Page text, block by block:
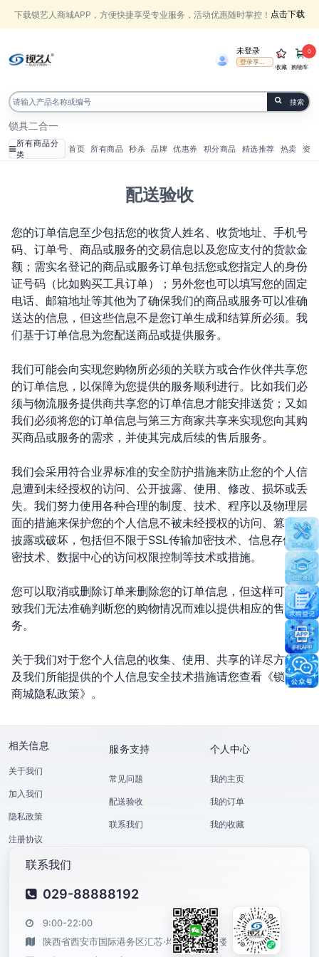
下载锁艺人商城APP，方便快捷享受专业服务，活动优惠随时掌控！ 点击下载
搜索
锁具二合一
未登录
收藏 购物车
0
所有商品分
类
首页 所有商品 秒杀 品牌 优惠券 积分商品 精选推荐 热卖 资讯
配送验收
您的订单信息至少包括您的收货人姓名、收货地址、手机号
码、订单号、商品或服务的交易信息以及您应支付的货款金
额；需实名登记的商品或服务订单包括您或您指定人的身份
证号码（比如购买工具订单）；另外您也可以填写您的固定
电话、邮箱地址等其他为了确保我们的商品或服务可以准确
送达的信息，但这些信息不是您订单生成和结算所必须。我
们基于订单信息为您配送商品或提供服务。
我们可能会向实现您购物所必须的关联方或合作伙伴共享您
的订单信息，以保障为您提供的服务顺利进行。比如我们必
须与物流服务提供商共享您的订单信息才能安排送货；又如
我们必须将您的订单信息与第三方商家共享来实现您向其购
买商品或服务的需求，并使其完成后续的售后服务。
我们会采用符合业界标准的安全防护措施来防止您的个人信
息遭到未经授权的访问、公开披露、使用、修改、损坏或丢
失。我们努力使用各种合理的制度、技术、程序以及物理层
面的措施来保护您的个人信息不被未经授权的访问、篡改、
披露或破坏，包括但不限于SSL传输加密技术、信息存储加
密技术、数据中心的访问权限控制等技术或措施。
您可以取消或删除订单来删除您的订单信息，但这样可能导
致我们无法准确判断您的购物情况而难以提供相应的售后服
务。
关于我们对于您个人信息的收集、使用、共享的详尽方式以
及我们所能提供的个人信息安全技术措施请您查看《锁艺人
商城隐私政策》。
相关信息
关于我们
加入我们
隐私政策
注册协议
服务支持
常见问题
配送验收
联系我们
个人中心
我的主页
我的订单
我的收藏
联系我们
029-88888192
9:00-22:00
陕西省西安市国际港务区汇芯·均和云谷6号楼